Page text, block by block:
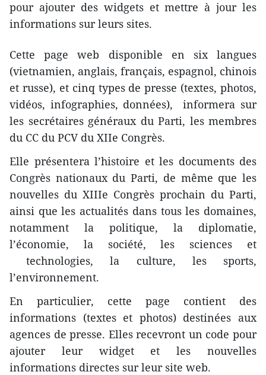
pour ajouter des widgets et mettre à jour les
informations sur leurs sites.
Cette page web disponible en six langues
(vietnamien, anglais, français, espagnol, chinois
et russe), et cinq types de presse (textes, photos,
vidéos, infographies, données), informera sur
les secrétaires généraux du Parti, les membres
du CC du PCV du XIIe Congrès.
Elle présentera l’histoire et les documents des
Congrès nationaux du Parti, de même que les
nouvelles du XIIIe Congrès prochain du Parti,
ainsi que les actualités dans tous les domaines,
notamment la politique, la diplomatie,
l’économie, la société, les sciences et
technologies, la culture, les sports,
l’environnement.
En particulier, cette page contient des
informations (textes et photos) destinées aux
agences de presse. Elles recevront un code pour
ajouter leur widget et les nouvelles
informations directes sur leur site web.